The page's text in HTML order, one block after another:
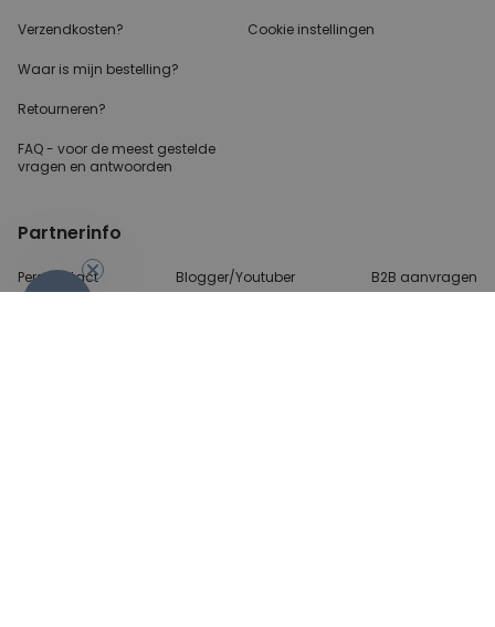
Verzendkosten?
Waar is mijn bestelling?
Retourneren?
FAQ - voor de meest gestelde
vragen en antwoorden
Cookie instellingen
Partnerinfo
Perscontact Blogger/Youtuber B2B aanvragen